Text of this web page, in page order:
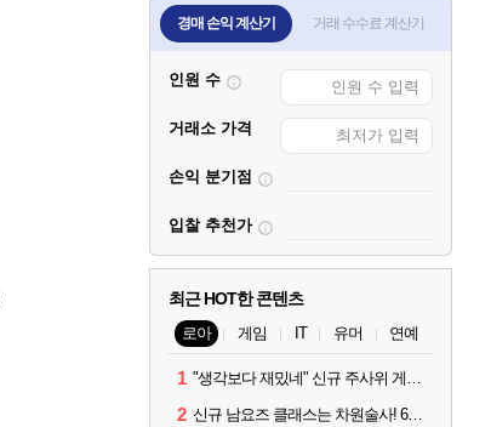
경매 손익 계산기 거래 수수료 계산기
인원 수
거래소 가격
손익 분기점
입찰 추천가
최근 HOT한 콘텐츠
로아 게임 IT 유머 연예
1 "생각보다 재밌네" 신규 주사위 게임 티카투카 호평
2 신규 남요즈 클래스는 차원술사! 6월 20일 로아온 썸머 정리